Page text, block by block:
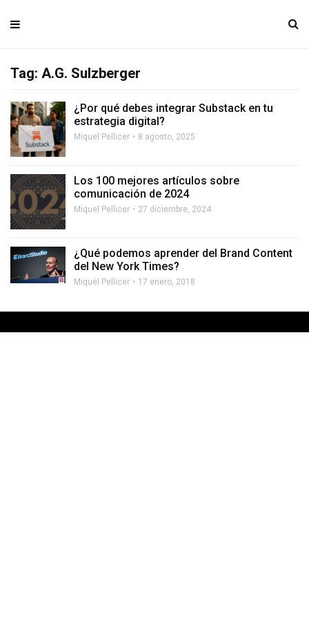
Tag: A.G. Sulzberger
¿Por qué debes integrar Substack en tu
estrategia digital?
Miquel Pellicer 8 agosto, 2025
Los 100 mejores artículos sobre
comunicación de 2024
Miquel Pellicer 27 diciembre, 2024
¿Qué podemos aprender del Brand Content
del New York Times?
Miquel Pellicer 17 enero, 2018